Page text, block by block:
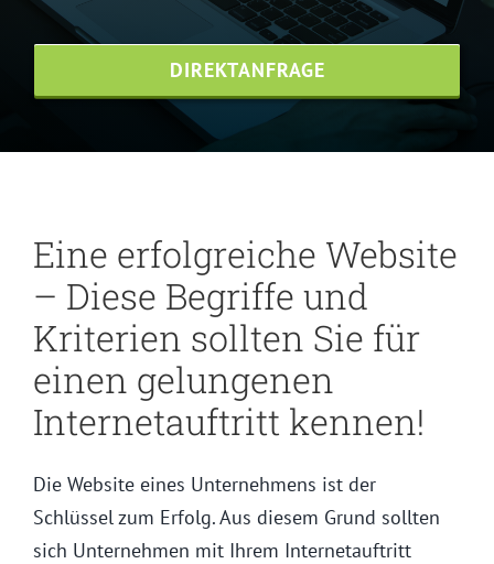
News
DIREKTANFRAGE
Eine erfolgreiche Website
– Diese Begriffe und
Kriterien sollten Sie für
einen gelungenen
Internetauftritt kennen!
Die Website eines Unternehmens ist der
Schlüssel zum Erfolg. Aus diesem Grund sollten
sich Unternehmen mit Ihrem Internetauftritt